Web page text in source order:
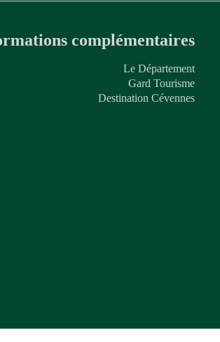
complémentaires
Le Département
Gard Tourisme
Destination Cévennes